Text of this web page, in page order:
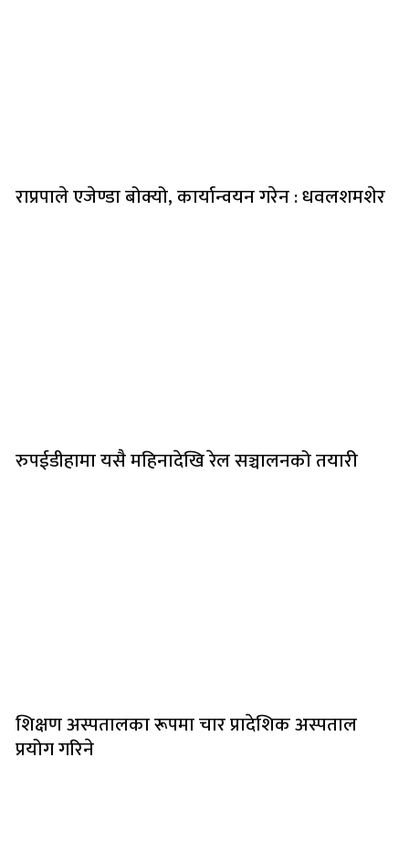
राप्रपाले एजेण्डा बोक्यो, कार्यान्वयन गरेन : धवलशमशेर
रुपईडीहामा यसै महिनादेखि रेल सञ्चालनको तयारी
शिक्षण अस्पतालका रूपमा चार प्रादेशिक अस्पताल
प्रयोग गरिने